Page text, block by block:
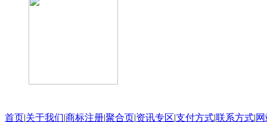
首页|关于我们|商标注册|聚合页|资讯专区|支付方式|联系方式|